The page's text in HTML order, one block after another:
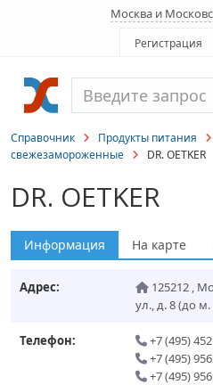
Москва и
Регистрация
Справочник Продукты питания
свежезамороженные
DR. OETKER
DR. OETKER
Информация На карте
Адрес: 125212 ,
ул., д. 8(до
Телефон:
+7 (495)
+7 (495)
+7 (495)